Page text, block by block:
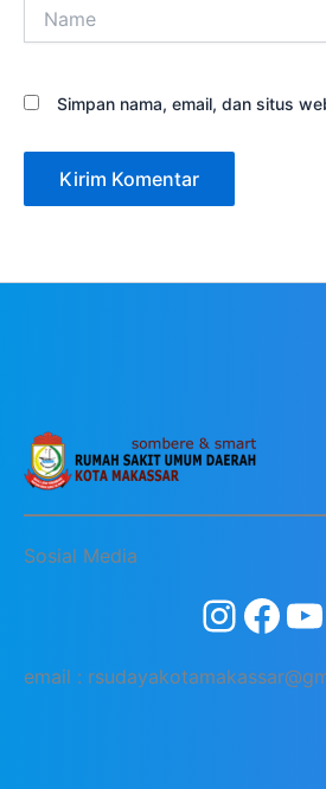
Simpan nama, email, dan situs
Sosial Media
email :